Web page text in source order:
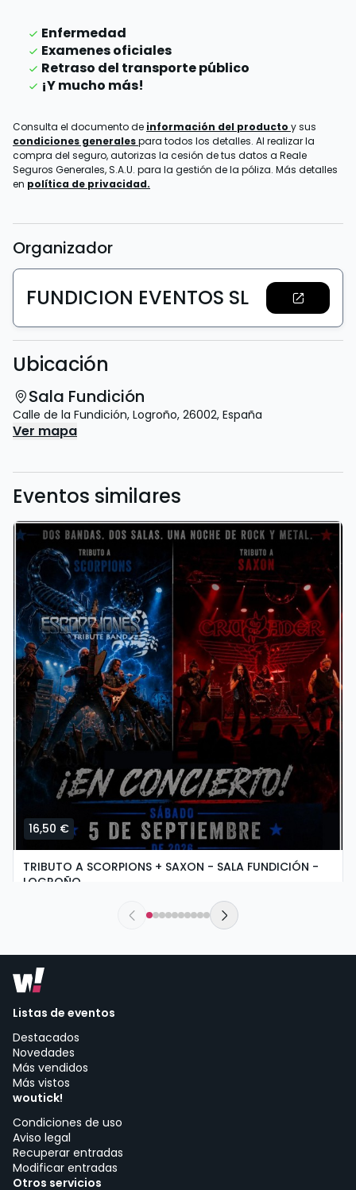
Enfermedad
Examenes oficiales
Retraso del transporte público
¡Y mucho más!
Consulta el documento de información del producto y sus
condiciones generalespara todos los detalles. Al realizar la
compra del seguro, autorizas la cesión de tus datos a Reale
Seguros Generales, S.A.U. para la gestión de la póliza. Más detalles
en política de privacidad.
Organizador
FUNDICION EVENTOS SL
Ubicación
Sala Fundición
Calle de la Fundición, Logroño, 26002, España
Ver mapa
Eventos similares
16,50 €
TRIBUTO A SCORPIONS + SAXON - SALA FUNDICIÓN -
LOGROÑO
Sala Fundición | Logroño
Listas de eventos
Destacados
Novedades
Más vendidos
Más vistos
woutick!
Condiciones de uso
Aviso legal
Recuperar entradas
Modificar entradas
Otros servicios